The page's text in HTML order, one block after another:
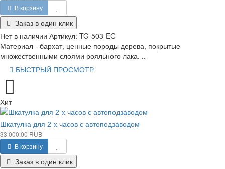
В корзину
Заказ в один клик
Нет в наличии Артикул: TG-503-EC
Материал - бархат, ценные породы дерева, покрытые
множественными слоями рояльного лака. ..
БЫСТРЫЙ ПРОСМОТР
Хит
Шкатулка для 2-х часов с автоподзаводом
33 000.00 RUB
В корзину
Заказ в один клик